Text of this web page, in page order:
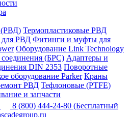
(РВД) Термопластиковые РВД
для РВД Фитинги и муфты для
Оборудование Link Technology
(БРС) Адаптеры и
DIN 2353 Поворотные
оборудование Parker Краны
РВД Тефлоновые (PTFE)
и запчасти
8 (800) 444-24-80 (Бесплатный